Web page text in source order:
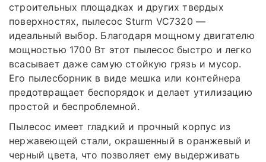
строительных площадках и других твердых
поверхностях, пылесос Sturm VC7320 —
идеальный выбор. Благодаря мощному двигателю
мощностью 1700 Вт этот пылесос быстро и легко
всасывает даже самую стойкую грязь и мусор.
Его пылесборник в виде мешка или контейнера
предотвращает беспорядок и делает утилизацию
простой и беспроблемной.
Пылесос имеет гладкий и прочный корпус из
нержавеющей стали, окрашенный в оранжевый и
черный цвета, что позволяет ему выдерживать